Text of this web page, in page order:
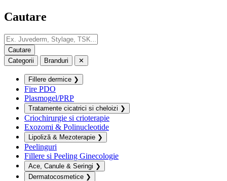
Cautare
Categorii Branduri ✕
Fillere dermice ❯
Fire PDO
Plasmogel/PRP
Tratamente cicatrici si cheloizi ❯
Criochirurgie si crioterapie
Exozomi & Polinucleotide
Lipoliză & Mezoterapie ❯
Peelinguri
Fillere si Peeling Ginecologie
Ace, Canule & Seringi ❯
Dermatocosmetice ❯